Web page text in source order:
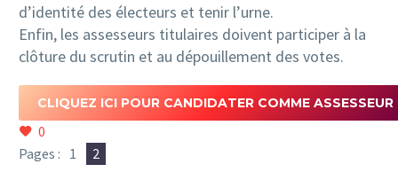
d’identité des électeurs et tenir l’urne.
Enfin, les assesseurs titulaires doivent participer à la
clôture du scrutin et au dépouillement des votes.
CLIQUEZ ICI POUR CANDIDATER COMME ASSESSEUR
0
Pages : 1 2